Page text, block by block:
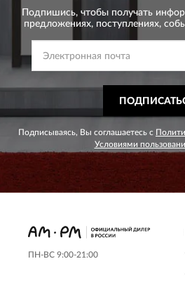
Подпишись, чтобы получать
предложениях, поступлениях,
Подписываясь, Вы соглашаетесь с
Условиями
ПН-ВС 9:00-21:00